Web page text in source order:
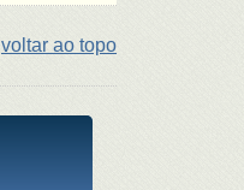
voltar ao topo